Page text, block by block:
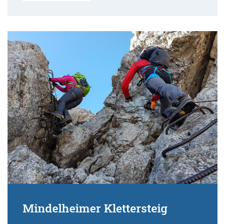
Mindelheimer Klettersteig